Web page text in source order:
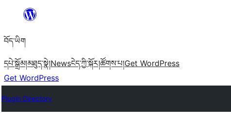
content
བོད་ཡིག
དཔེ་སྒྲོམ།མཐུད་སྣེ།Newsངེད་ཀྱི་སྐོར།ཚོགས་པ།Get WordPress
Get WordPress
Plugin Directory